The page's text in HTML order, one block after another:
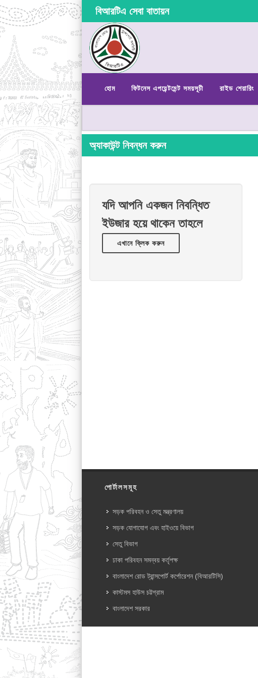
বিআরটিএ সেবা বাতায়ন
হোম ফিটনেস এপয়েন্টমেন্ট সময়সূচী রাইড শেয়ারিং
অ্যাকাউন্ট নিবন্ধন করুন
যদি আপনি একজন নিবন্ধিত
ইউজার হয়ে থাকেন তাহলে
এখানে ক্লিক করুন
পোর্টালসমূহ
সড়ক পরিবহন ও সেতু মন্ত্রণালয়
সড়ক যোগাযোগ এবং হাইওয়ে বিভাগ
সেতু বিভাগ
ঢাকা পরিবহন সমন্বয় কর্তৃপক্ষ
বাংলাদেশ রোড ট্রান্সপোর্ট কর্পোরেশন (বিআরটিসি)
কাস্টমস হাউস চট্টগ্রাম
বাংলাদেশ সরকার